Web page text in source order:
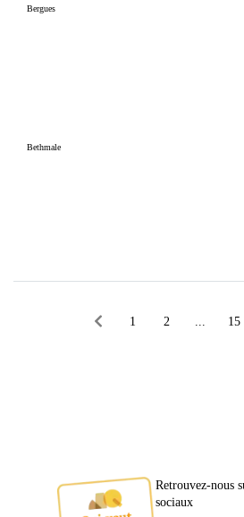
Bergues
Bethmale
1 2 15
Retrouvez-nous
sociaux